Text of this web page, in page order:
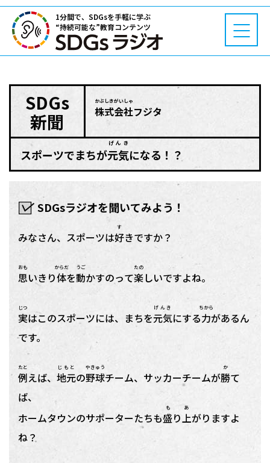
1分間で、SDGsを手軽に学ぶ
“持続可能な”教育コンテンツ
SDGs
新聞
株式会社
かぶしきがいしゃ
フジタ
スポーツでまちが元気
げんき
になる！？
SDGsラジオを聞いてみよう！
みなさん、スポーツは好
す
きですか？
思
おも
いきり体
からだ
を動
うご
かすのって楽
たの
しいですよね。
実
じつ
はこのスポーツには、まちを元気
げんき
にする力
ちから
があるん
です。
例
たと
えば、 地元
じもと
の野球
やきゅう
チーム、サッカーチームが勝
か
て
ば、
ホームタウンのサポーターたちも盛り上
も あ
がりますよ
ね？